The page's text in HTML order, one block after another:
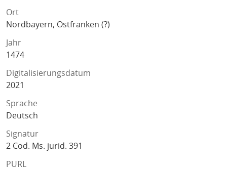
Ort
Nordbayern, Ostfranken (?)
Jahr
1474
Digitalisierungsdatum
2021
Sprache
Deutsch
Signatur
2 Cod. Ms. jurid. 391
PURL